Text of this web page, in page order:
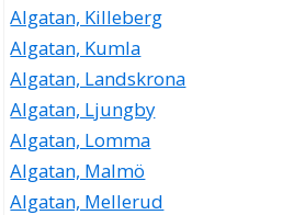
Algatan, Killeberg
Algatan, Kumla
Algatan, Landskrona
Algatan, Ljungby
Algatan, Lomma
Algatan, Malmö
Algatan, Mellerud